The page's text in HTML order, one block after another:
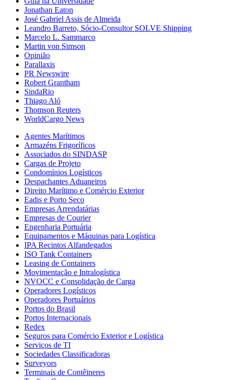
Jonathan Eaton
José Gabriel Assis de Almeida
Leandro Barreto, Sócio-Consultor SOLVE Shipping
Marcelo L. Sammarco
Martin von Simson
Opinião
Parallaxis
PR Newswire
Robert Grantham
SindaRio
Thiago Aló
Thomson Reuters
WorldCargo News
Agentes Marítimos
Armazéns Frigoríficos
Associados do SINDASP
Cargas de Projeto
Condomínios Logísticos
Despachantes Aduaneiros
Direito Marítimo e Comércio Exterior
Eadis e Porto Seco
Empresas Arrendatárias
Empresas de Courier
Engenharia Portuária
Equipamentos e Máquinas para Logística
IPA Recintos Alfandegados
ISO Tank Containers
Leasing de Containers
Movimentação e Intralogística
NVOCC e Consolidação de Carga
Operadores Logísticos
Operadores Portuários
Portos do Brasil
Portos Internacionais
Redex
Seguros para Comércio Exterior e Logística
Serviços de TI
Sociedades Classificadoras
Surveyors
Terminais de Contêineres